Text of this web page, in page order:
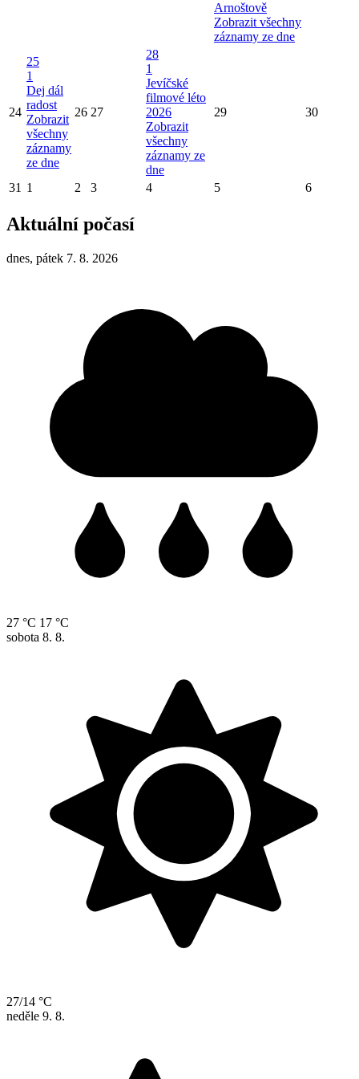
Arnoštově
Zobrazit všechny
záznamy ze dne
24
25
1
Dej dál
radost
Zobrazit
všechny
záznamy
ze dne
26 27
28
1
Jevíčské
filmové léto
2026
Zobrazit
všechny
záznamy ze
dne
29 30
31 1 2 3 4 5 6
Aktuální počasí
dnes, pátek 7. 8. 2026
27 °C 17 °C
sobota 8. 8.
27/14 °C
neděle 9. 8.